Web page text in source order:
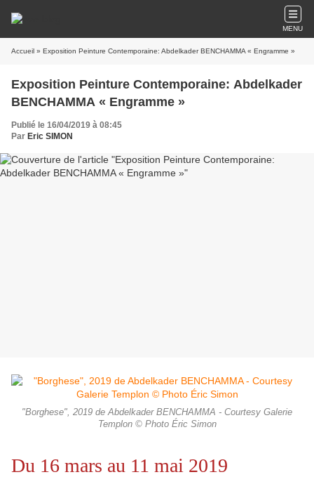
MENU
Accueil » Exposition Peinture Contemporaine: Abdelkader BENCHAMMA « Engramme »
Exposition Peinture Contemporaine: Abdelkader
BENCHAMMA « Engramme »
Publié le 16/04/2019 à 08:45
Par Eric SIMON
"Borghese", 2019 de Abdelkader BENCHAMMA - Courtesy Galerie
Templon © Photo Éric Simon
Du 16 mars au 11 mai 2019